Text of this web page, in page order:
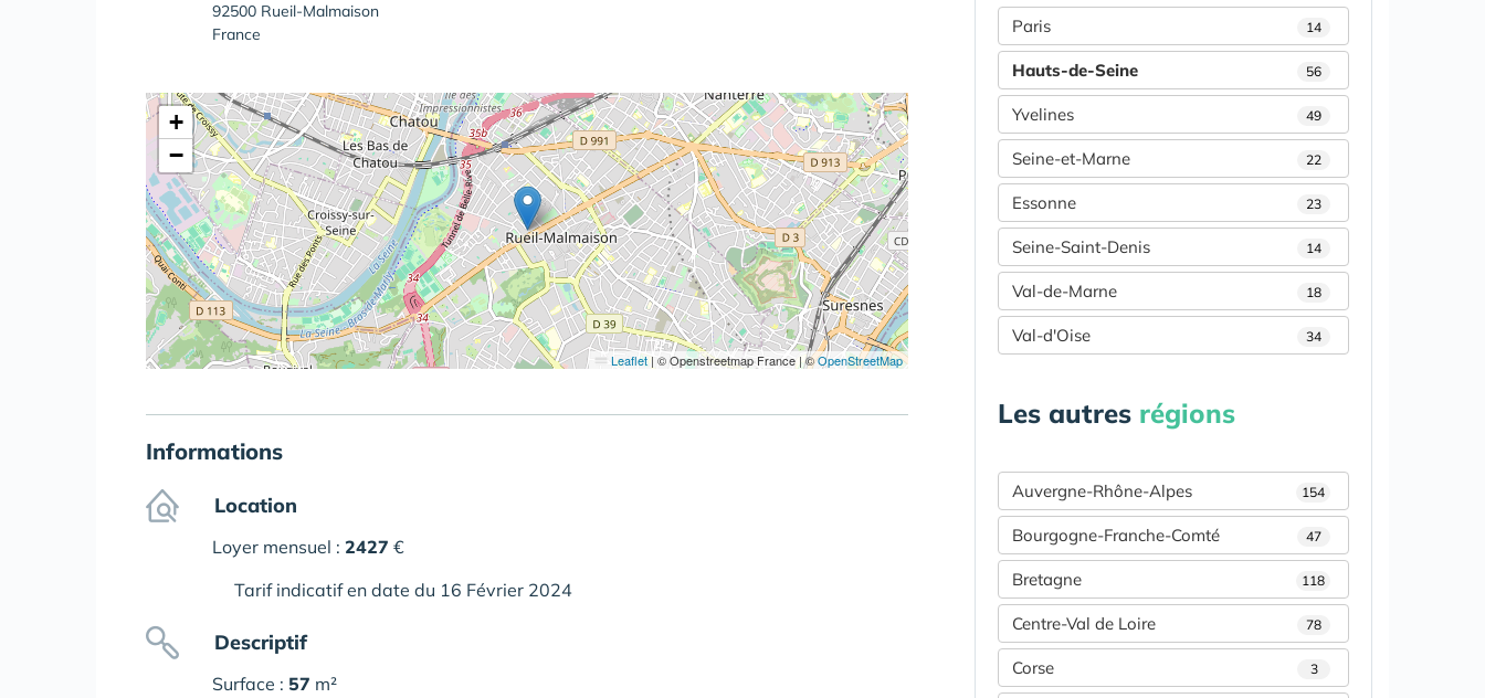
92500 Rueil-Malmaison
France
+
−
Leaflet | © Openstreetmap France | ©OpenStreetMap
Informations
Location
Loyer mensuel : 2427 €
Tarif indicatif en date du 16 Février 2024
Descriptif
Surface : 57 m²
Paris 14
Hauts-de-Seine 56
Yvelines 49
Seine-et-Marne 22
Essonne 23
Seine-Saint-Denis 14
Val-de-Marne 18
Val-d'Oise 34
Les autres régions
Auvergne-Rhône-Alpes 154
Bourgogne-Franche-Comté 47
Bretagne 118
Centre-Val de Loire 78
Corse 3